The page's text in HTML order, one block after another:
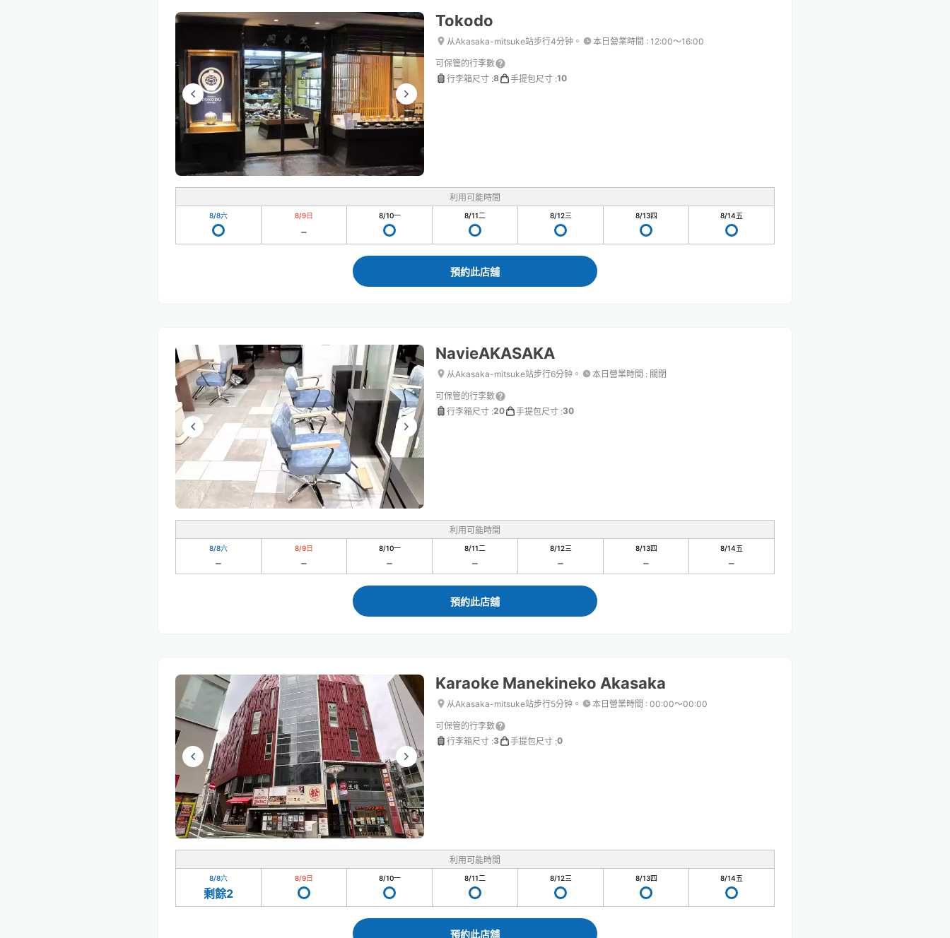
Tokodo
从Akasaka-mitsuke站步行4分钟。 本日營業時間 : 12:00〜16:00
可保管的行李數
行李箱尺寸 :8 手提包尺寸 :10
利用可能時間
8/8六 8/9日 8/10一 8/11二 8/12三 8/13四 8/14五
預約此店舖
NavieAKASAKA
从Akasaka-mitsuke站步行6分钟。 本日營業時間 : 關閉
可保管的行李數
行李箱尺寸 :20 手提包尺寸 :30
利用可能時間
8/8六 8/9日 8/10一 8/11二 8/12三 8/13四 8/14五
預約此店舖
Karaoke Manekineko Akasaka
从Akasaka-mitsuke站步行5分钟。 本日營業時間 : 00:00〜00:00
可保管的行李數
行李箱尺寸 :3 手提包尺寸 :0
利用可能時間
8/8六
剩餘2
8/9日 8/10一 8/11二 8/12三 8/13四 8/14五
預約此店舖